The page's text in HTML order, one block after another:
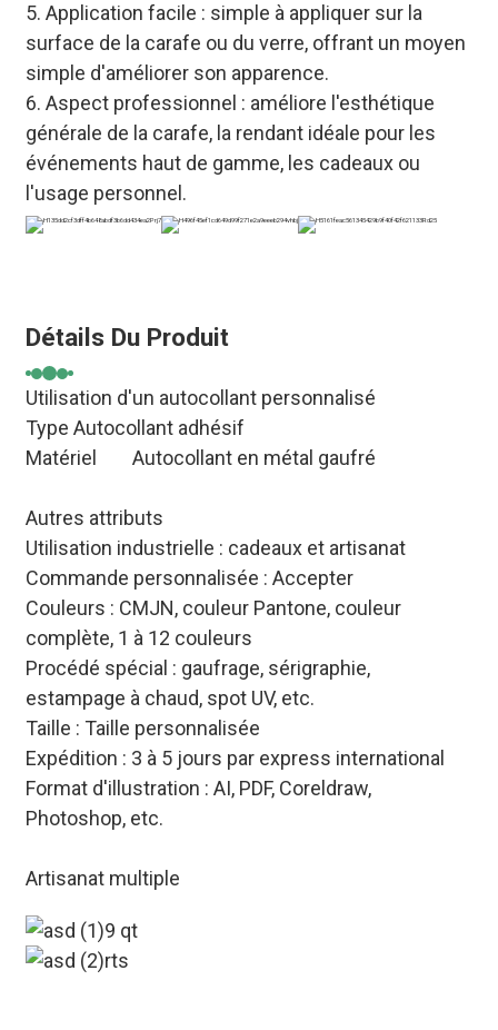
5. Application facile : simple à appliquer sur la
surface de la carafe ou du verre, offrant un moyen
simple d'améliorer son apparence.
6. Aspect professionnel : améliore l'esthétique
générale de la carafe, la rendant idéale pour les
événements haut de gamme, les cadeaux ou
l'usage personnel.
Détails Du Produit
Utilisation d'un autocollant personnalisé
Type Autocollant adhésif
Matériel
Autocollant en métal gaufré
Autres attributs
Utilisation industrielle : cadeaux et artisanat
Commande personnalisée : Accepter
Couleurs : CMJN, couleur Pantone, couleur
complète, 1 à 12 couleurs
Procédé spécial : gaufrage, sérigraphie,
estampage à chaud, spot UV, etc.
Taille : Taille personnalisée
Expédition : 3 à 5 jours par express international
Format d'illustration : AI, PDF, Coreldraw,
Photoshop, etc.
Artisanat multiple